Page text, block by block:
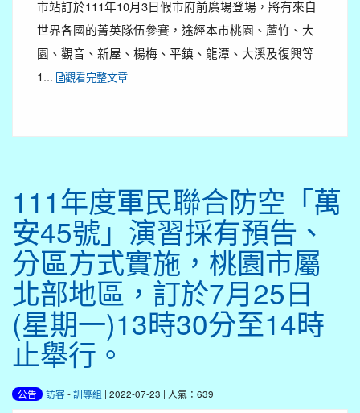
市站訂於111年10月3日假市府前廣場登場，將有來自
世界各國的菁英隊伍參賽，途經本市桃園、蘆竹、大
園、觀音、新屋、楊梅、平鎮、龍潭、大溪及復興等
1...
觀看完整文章
111年度軍民聯合防空「萬
安45號」演習採有預告、
分區方式實施，桃園市屬
北部地區，訂於7月25日
(星期一)13時30分至14時
止舉行。
公告 訪客 -訓導組 | 2022-07-23 | 人氣：639